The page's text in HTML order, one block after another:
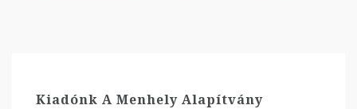
Kiadónk A Menhely Alapítvány